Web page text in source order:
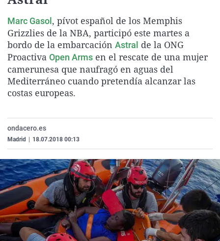
Gente viajera
Como el perro y el
Retornados
Equipo de
Operación Viuda
Galicia
La Rioja
Navarra
País Vasco
Televisión
Elecciones
Marc Gasol , pívot español de los Memphis
Grizzlies de la NBA, participó este martes a
bordo de la embarcación Astral de la ONG
Proactiva Open Arms en el rescate de una mujer
camerunesa que naufragó en aguas del
Mediterráneo cuando pretendía alcanzar las
costas europeas.
ondacero.es
Madrid 18.07.2018 00:13